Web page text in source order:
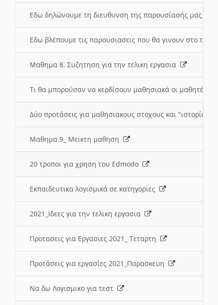
Εδω δηλώνουμε τη διευθυνση της παρουσίασής μας
Εδω βλέπουμε τις παρουσιασεις που θα γινουν στο
Μαθημα 8. Συζητηση για την τελικη εργασια
Τι θα μπορούσαν να κερδίσουν μαθησιακά οι μαθητές/
Δύο προτάσεις για μαθησιακους στοχους και "ιστορία"
Μαθημα 9_ Μεικτη μαθηση
20 τροποι για χρηση του Edmodo
Εκπαιδευτικα λογισμικά σε κατηγοριες
2021_Ιδεες για την τελικη εργασια
Προτασεις για Εργασιες 2021_ Τεταρτη
Προτάσεις για εργασίες 2021_Παρασκευη
Να δω Λογισμικο για τεστ